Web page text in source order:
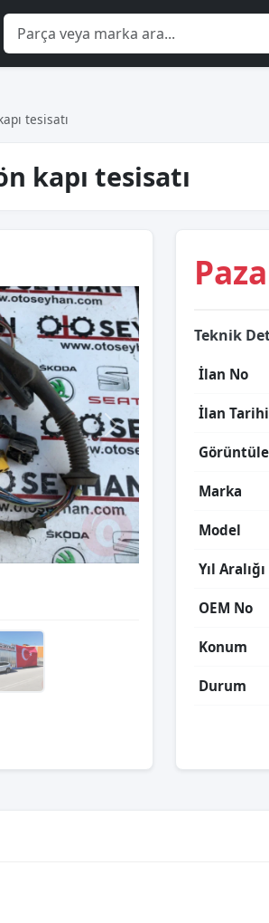
tesisatı
kapı tesisatı
Teknik
İlan No
İlan Tarihi
Marka
Model
Yıl Aralığı
OEM No
Konum
Durum